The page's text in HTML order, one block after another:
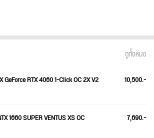
ดูทั้งหมด
GeForce RTX 4060 1-Click OC 2X V2 10,500.-
1660 SUPER VENTUS XS OC 7,690.-